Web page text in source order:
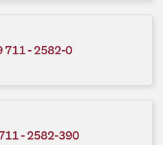
711 - 2582-0
- 2582-390